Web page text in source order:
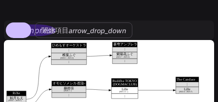
compress
関連項目arrow_drop_down